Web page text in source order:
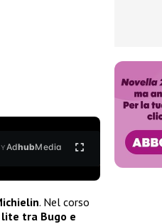
AdhubMedia
. Nel corso
lite tra Bugo e